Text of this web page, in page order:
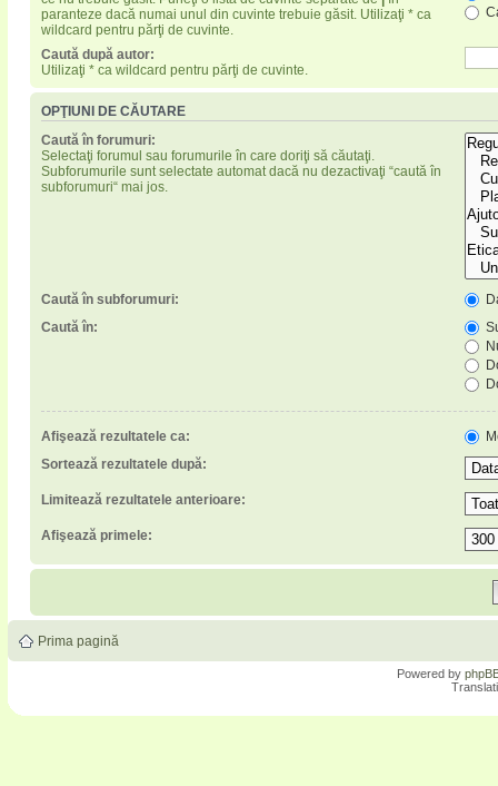
paranteze dacă numai unul din cuvinte trebuie găsit. Utilizaţi * ca
wildcard pentru părţi de cuvinte.
Caută după autor:
Utilizaţi * ca wildcard pentru părţi de cuvinte.
OPŢIUNI DE CĂUTARE
Caută în forumuri:
Selectaţi forumul sau forumurile în care doriţi să căutaţi.
Subforumurile sunt selectate automat dacă nu dezactivaţi “caută în
subforumuri“ mai jos.
Caută în subforumuri:
Caută în:
Afişează rezultatele ca:
Sortează rezultatele după:
Limitează rezultatele anterioare:
Afişează primele:
Prima pagină
Powered by